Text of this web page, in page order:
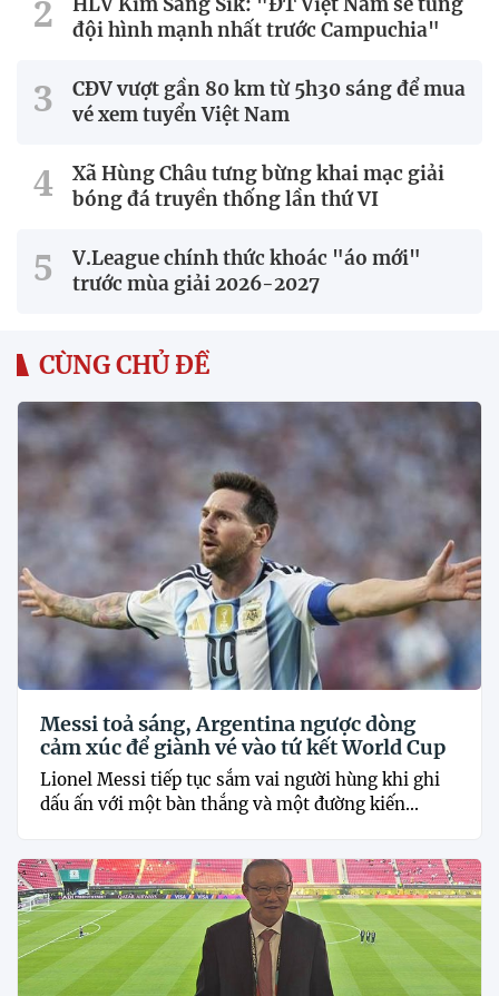
đội hình mạnh nhất trước Campuchia"
CĐV vượt gần 80 km từ 5h30 sáng để mua
vé xem tuyển Việt Nam
Xã Hùng Châu tưng bừng khai mạc giải
bóng đá truyền thống lần thứ VI
V.League chính thức khoác "áo mới"
trước mùa giải 2026-2027
CÙNG CHỦ ĐỀ
Messi toả sáng, Argentina ngược dòng
cảm xúc để giành vé vào tứ kết World Cup
Lionel Messi tiếp tục sắm vai người hùng khi ghi
dấu ấn với một bàn thắng và một đường kiến...